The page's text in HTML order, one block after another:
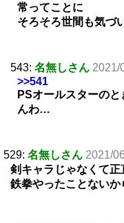
常ってことに
そろそろ世間も気づ
543: 名無しさん 2021/
>>541
PSオールスターの
んわ…
529: 名無しさん 2021/
剣キャラじゃなくて正
鉄拳やったことない